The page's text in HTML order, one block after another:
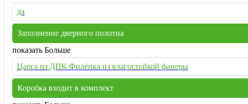
да
Заполнение дверного полотна
показать Больше
Царга из ДПК Филёнка из влагостойкой фанеры
Коробка входит в комплект